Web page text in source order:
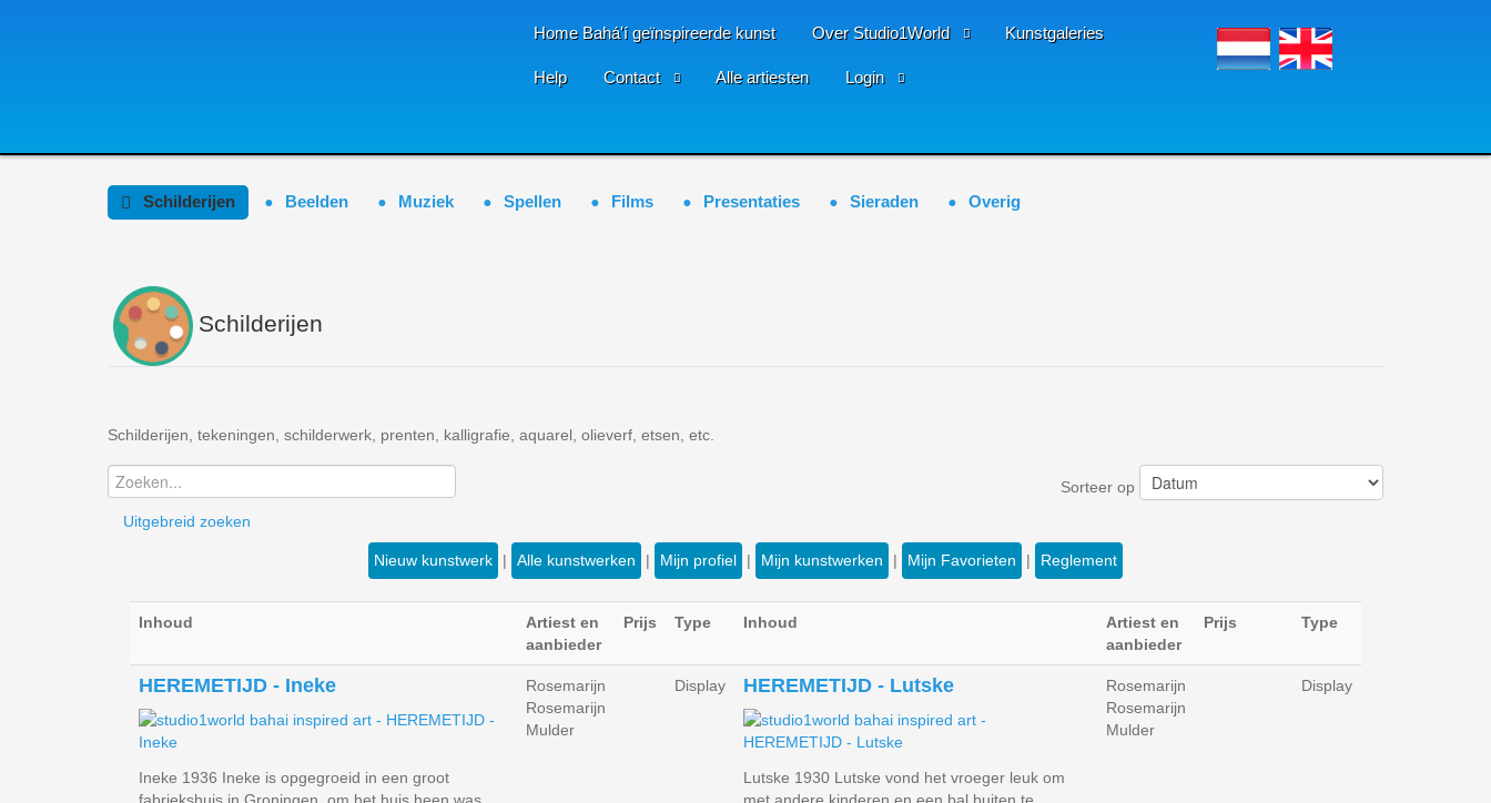
Home Bahá'í geïnspireerde kunst Over Studio1World Kunstgaleries
Help Contact Alle artiesten Login
Schilderijen Beelden Muziek Spellen Films Presentaties Sieraden Overig
Schilderijen
Schilderijen, tekeningen, schilderwerk, prenten, kalligrafie, aquarel, olieverf, etsen, etc.
Uitgebreid zoeken
Sorteer op
Nieuw kunstwerk | Alle kunstwerken | Mijn profiel | Mijn kunstwerken | Mijn Favorieten | Reglement
Inhoud
Artiest en
aanbieder
Prijs Type Inhoud
Artiest en
aanbieder
Prijs Type
HEREMETIJD - Ineke
Ineke 1936 Ineke is opgegroeid in een groot
Rosemarijn
Rosemarijn
Mulder
Display HEREMETIJD - Lutske
Lutske 1930 Lutske vond het vroeger leuk om
Rosemarijn
Rosemarijn
Mulder
Display